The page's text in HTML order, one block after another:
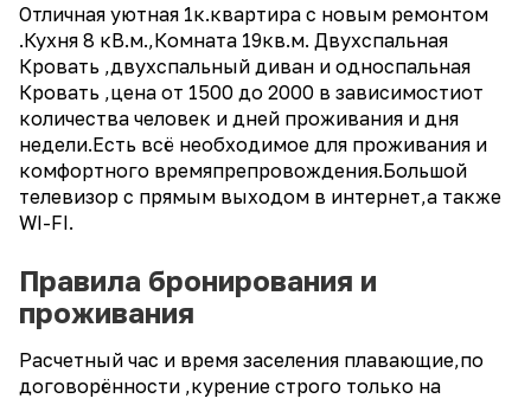
Отличная уютная 1к.квартира с новым ремонтом
.Кухня 8 кВ.м.,Комната 19кв.м. Двухспальная
Кровать ,двухспальный диван и односпальная
Кровать ,цена от 1500 до 2000 в зависимостиот
количества человек и дней проживания и дня
недели.Есть всё необходимое для проживания и
комфортного времяпрепровождения.Большой
телевизор с прямым выходом в интернет,а также
WI-FI.
Правила бронирования и
проживания
Расчетный час и время заселения плавающие,по
договорённости ,курение строго только на